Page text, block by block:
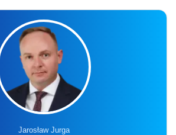
Jarosław Jurga